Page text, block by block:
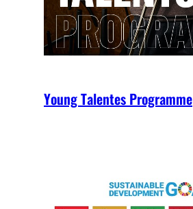
Young Talentes Programme